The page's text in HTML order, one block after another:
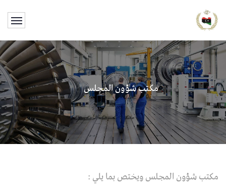
مكتب شؤون المجلس
مكتب شؤون المجلس ويختص بما يلي :